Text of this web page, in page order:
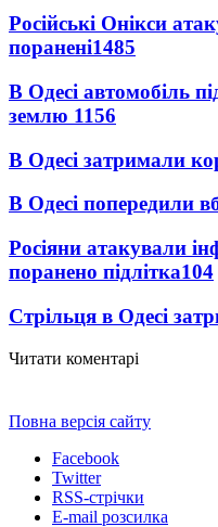
Російські Онікси
поранені1485
В Одесі автомобіль
землю 1156
В Одесі затримали
В Одесі попередили
Росіяни атакували
поранено підлітка104
Стрільця в Одесі
Читати коментарі
Повна версія сайту
Facebook
Twitter
RSS-стрічки
E-mail розсилка